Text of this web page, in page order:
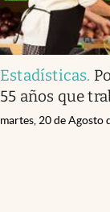
Estadísticas.
55 años que
martes, 20 de Agosto